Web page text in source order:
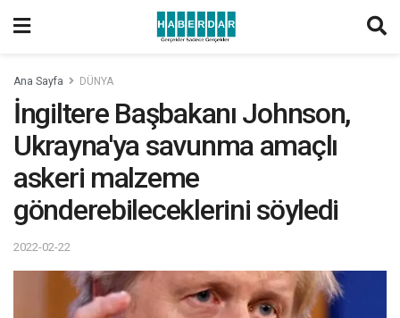
Ana Sayfa DÜNYA
İngiltere Başbakanı Johnson,
Ukrayna'ya savunma amaçlı
askeri malzeme
gönderebileceklerini söyledi
2022-02-22